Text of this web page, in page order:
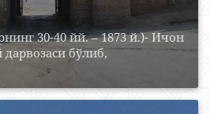
30-40 йй. – 1873 й.)- Ичон
бўлиб,